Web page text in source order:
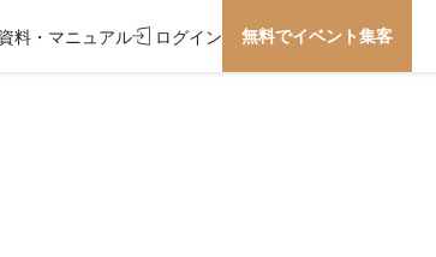
資料・マニュアル ログイン 無料でイベント集客